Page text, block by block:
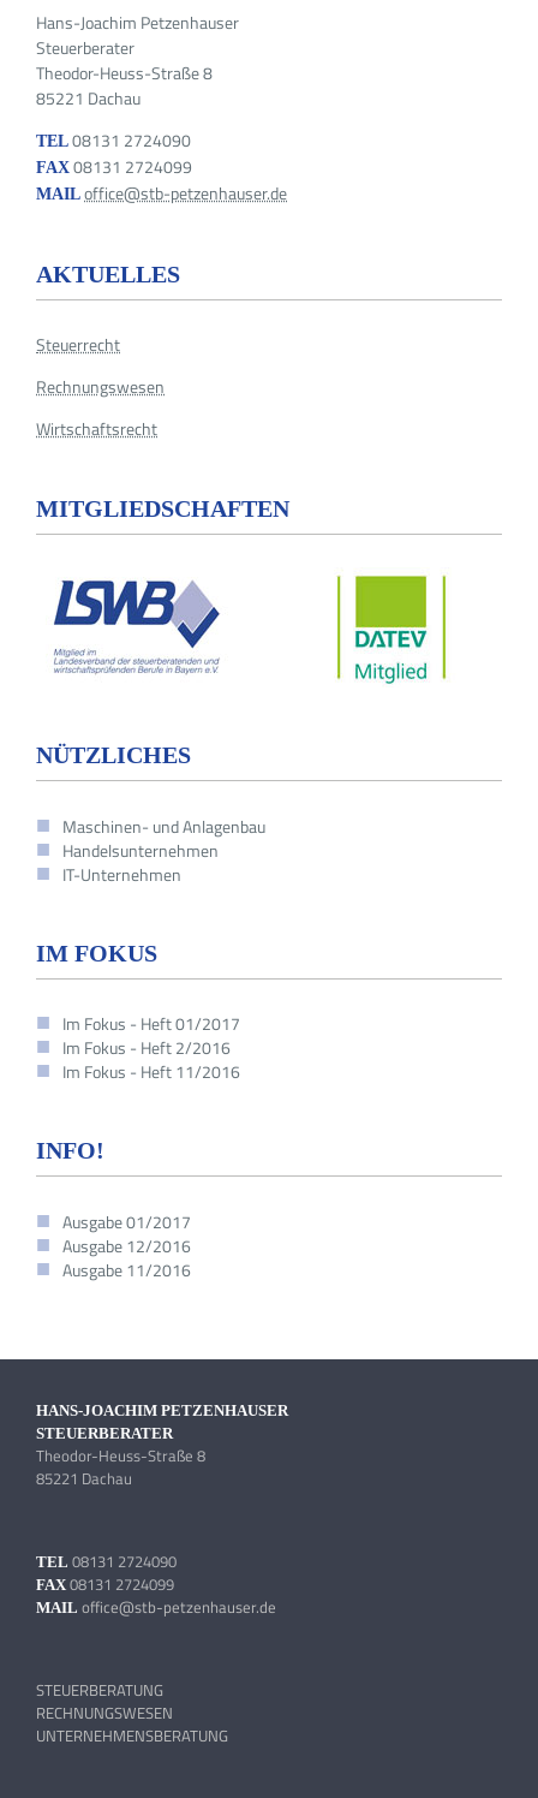
Hans-Joachim Petzenhauser
Steuerberater
Theodor-Heuss-Straße 8
85221 Dachau
TEL 08131 2724090
FAX 08131 2724099
MAIL office@stb-petzenhauser.de
AKTUELLES
Steuerrecht
Rechnungswesen
Wirtschaftsrecht
MITGLIEDSCHAFTEN
NÜTZLICHES
Maschinen- und Anlagenbau
Handelsunternehmen
IT-Unternehmen
IM FOKUS
Im Fokus - Heft 01/2017
Im Fokus - Heft 2/2016
Im Fokus - Heft 11/2016
INFO!
Ausgabe 01/2017
Ausgabe 12/2016
Ausgabe 11/2016
HANS-JOACHIM PETZENHAUSER
STEUERBERATER
Theodor-Heuss-Straße 8
85221 Dachau
TEL 08131 2724090
FAX 08131 2724099
MAIL office@stb-petzenhauser.de
STEUERBERATUNG
RECHNUNGSWESEN
UNTERNEHMENSBERATUNG